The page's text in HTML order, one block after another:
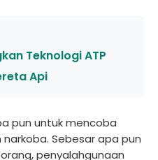
Teknologi ATP
Api
pun untuk mencoba
Sebesar apa pun
penyalahgunaan